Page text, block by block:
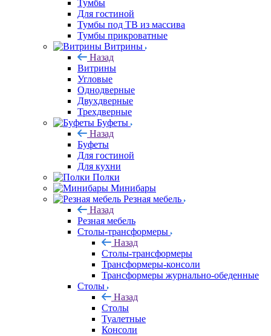
Тумбы
Для гостиной
Тумбы под ТВ из массива
Тумбы прикроватные
Витрины
Назад
Витрины
Угловые
Однодверные
Двухдверные
Трехдверные
Буфеты
Назад
Буфеты
Для гостиной
Для кухни
Полки
Минибары
Резная мебель
Назад
Резная мебель
Столы-трансформеры
Назад
Столы-трансформеры
Трансформеры-консоли
Трансформеры журнально-обеденные
Столы
Назад
Столы
Туалетные
Консоли